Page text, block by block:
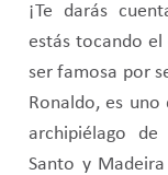
¡Te darás
estás tocando el
ser famosa por
Ronaldo, es uno
archipiélago
Santo y